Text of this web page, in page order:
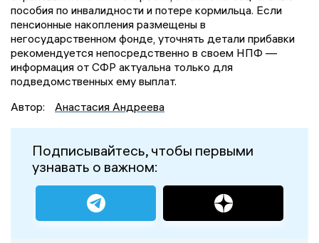
пособия по инвалидности и потере кормильца. Если
пенсионные накопления размещены в
негосударственном фонде, уточнять детали прибавки
рекомендуется непосредственно в своем НПФ —
информация от СФР актуальна только для
подведомственных ему выплат.
Автор:
Анастасия Андреева
Подписывайтесь, чтобы первыми
узнавать о важном: